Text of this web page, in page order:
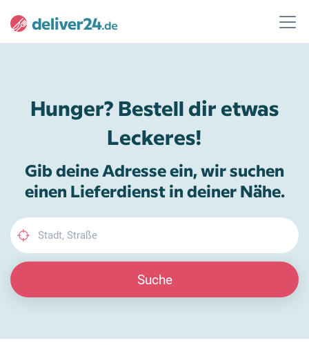
Hunger? Bestell dir etwas
Leckeres!
Gib deine Adresse ein, wir suchen
einen Lieferdienst in deiner Nähe.
Suche